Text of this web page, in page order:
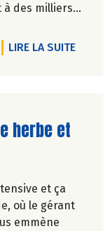
à des milliers
LIRE LA SUITEDE
herbe et
et ça
où le gérant
emmène